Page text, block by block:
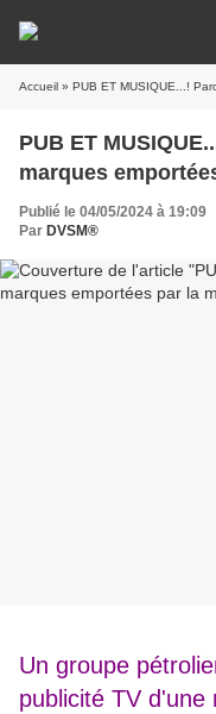
Accueil » PUB ET MUSIQUE...! Paroles
PUB ET
marques
Publié le 04/05/2024 à 19:09
Par DVSM®
Un groupe
publicité TV